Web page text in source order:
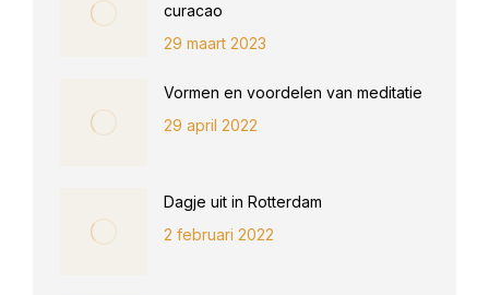
curacao
29 maart 2023
Vormen en voordelen van meditatie
29 april 2022
Dagje uit in Rotterdam
2 februari 2022